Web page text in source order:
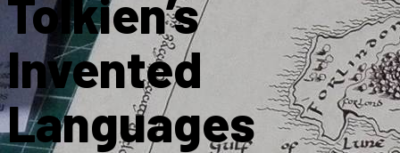
Tolkien’s
Invented
Languages